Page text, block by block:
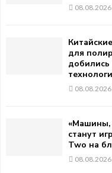
08.08.2026
для
добились
08.08.2026
«Машины,
станут
Two на
08.08.2026